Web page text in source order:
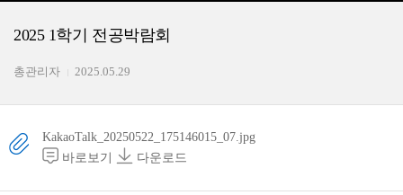
2025 1학기 전공박람회
총관리자 2025.05.29
KakaoTalk_20250522_175146015_07.jpg
바로보기
다운로드